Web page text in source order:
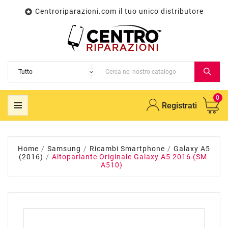
 Centroriparazioni.com il tuo unico distributore
Registrati
0
Home Samsung Ricambi Smartphone
Galaxy A5
(2016)
Altoparlante Originale Galaxy A5 2016 (SM-
A510)